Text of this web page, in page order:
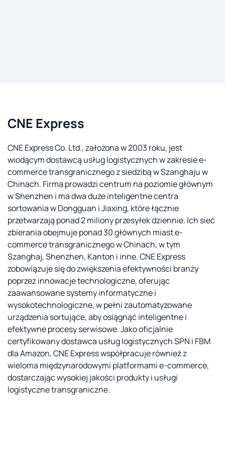
CNE Express
CNE Express Co. Ltd., założona w 2003 roku, jest
wiodącym dostawcą usług logistycznych w zakresie e-
commerce transgranicznego z siedzibą w Szanghaju w
Chinach. Firma prowadzi centrum na poziomie głównym
w Shenzhen i ma dwa duże inteligentne centra
sortowania w Dongguan i Jiaxing, które łącznie
przetwarzają ponad 2 miliony przesyłek dziennie. Ich sieć
zbierania obejmuje ponad 30 głównych miast e-
commerce transgranicznego w Chinach, w tym
Szanghaj, Shenzhen, Kanton i inne. CNE Express
zobowiązuje się do zwiększenia efektywności branży
poprzez innowacje technologiczne, oferując
zaawansowane systemy informatyczne i
wysokotechnologiczne, w pełni zautomatyzowane
urządzenia sortujące, aby osiągnąć inteligentne i
efektywne procesy serwisowe. Jako oficjalnie
certyfikowany dostawca usług logistycznych SPN i FBM
dla Amazon, CNE Express współpracuje również z
wieloma międzynarodowymi platformami e-commerce,
dostarczając wysokiej jakości produkty i usługi
logistyczne transgraniczne.